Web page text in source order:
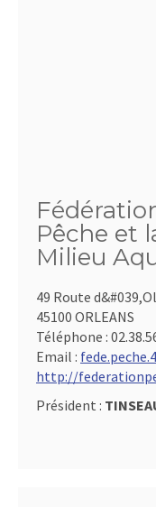
Pêche et
Milieu
49 Route
45100 ORLEANS
Téléphone :
Email :
http://
Président :